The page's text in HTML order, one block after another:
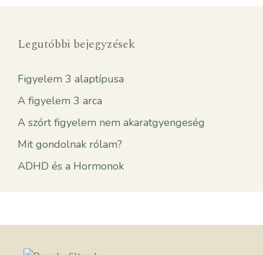
Legutóbbi bejegyzések
Figyelem 3 alaptípusa
A figyelem 3 arca
A szórt figyelem nem akaratgyengeség
Mit gondolnak rólam?
ADHD és a Hormonok